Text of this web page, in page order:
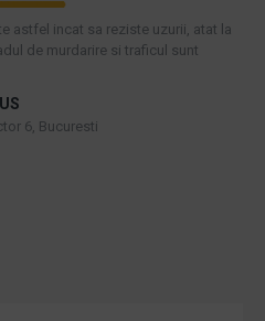
astfel incat sa reziste uzurii, atat la
de murdarire si traficul sunt
6, Bucuresti